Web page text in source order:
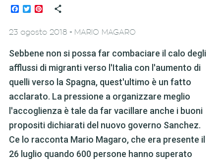
Facebook
TwitterPinterest
23 agosto 2018 - MARIO MAGARO
Sebbene non si possa far combaciare il calo degli
afflussi di migranti verso l'Italia con l'aumento di
quelli verso la Spagna, quest'ultimo è un fatto
acclarato. La pressione a organizzare meglio
l'accoglienza è tale da far vacillare anche i buoni
propositi dichiarati del nuovo governo Sanchez.
Ce lo racconta Mario Magaro, che era presente il
26 luglio quando 600 persone hanno superato